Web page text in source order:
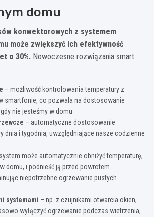
domu
konwektorowych z systemem
może zwiększyć ich efektywność
o 30%. Nowoczesne rozwiązania smart
– możliwość kontrolowania temperatury z
smartfonie, co pozwala na dostosowanie
nie jesteśmy w domu
– automatyczne dostosowanie
dnia i tygodnia, uwzględniające nasze codzienne
może automatycznie obniżyć temperaturę,
domu, i podnieść ją przed powrotem
niepotrzebne ogrzewanie pustych
systemami – np. z czujnikami otwarcia okien,
wyłączyć ogrzewanie podczas wietrzenia,